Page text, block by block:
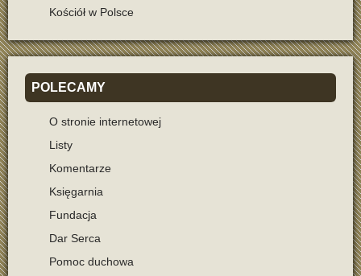
Kościół w Polsce
POLECAMY
O stronie internetowej
Listy
Komentarze
Księgarnia
Fundacja
Dar Serca
Pomoc duchowa